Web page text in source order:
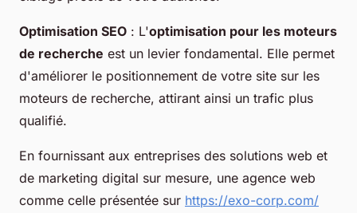
Optimisation SEO : L'optimisation pour les moteurs
de recherche est un levier fondamental. Elle permet
d'améliorer le positionnement de votre site sur les
moteurs de recherche, attirant ainsi un trafic plus
qualifié.
En fournissant aux entreprises des solutions web et
de marketing digital sur mesure, une agence web
comme celle présentée sur https://exo-corp.com/